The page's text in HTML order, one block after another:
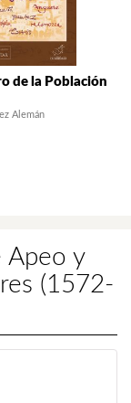
de la Población
Alemán
Apeo y
(1572-